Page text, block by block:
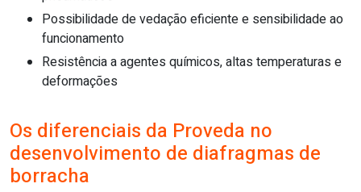
possibilidade de vedação eficiente e sensibilidade ao
funcionamento
Resistência a agentes químicos, altas temperaturas e
deformações
Os diferenciais da Proveda no
desenvolvimento de diafragmas de
borracha